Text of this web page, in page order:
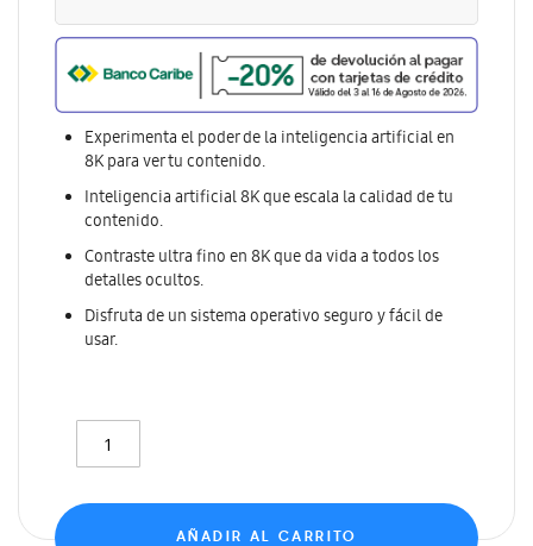
Experimenta el poder de la inteligencia artificial en
8K para ver tu contenido.
Inteligencia artificial 8K que escala la calidad de tu
contenido.
Contraste ultra fino en 8K que da vida a todos los
detalles ocultos.
Disfruta de un sistema operativo seguro y fácil de
usar.
AÑADIR AL CARRITO